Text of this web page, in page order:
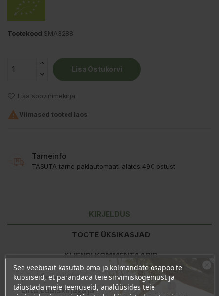
Tootekood SMA3288
Lisa Ostukorvi
Lisa soovinimekirja
 Viimased tooted laos
Tarneinfo
TASUTA tarne pakiautomaati alates 49€ ostust
KIRJELDUS
TOOTE ÜKSIKASJAD
KLIENDI KOMMENTAARID
Toitumisalane teave 100g kohta
See veebisait kasutab oma ja kolmandate osapoolte
küpsiseid, et parandada teie sirvimiskogemust ja
täiustada meie teenuseid, analüüsides teie
Ära veel lahku!
Liitu uudiskirjaga ja